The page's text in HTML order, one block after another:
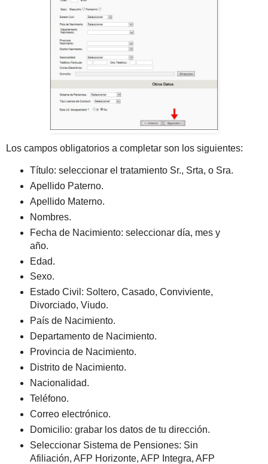
Los campos obligatorios a completar son los siguientes:
Título: seleccionar el tratamiento Sr., Srta, o Sra.
Apellido Paterno.
Apellido Materno.
Nombres.
Fecha de Nacimiento: seleccionar día, mes y
año.
Edad.
Sexo.
Estado Civil: Soltero, Casado, Conviviente,
Divorciado, Viudo.
País de Nacimiento.
Departamento de Nacimiento.
Provincia de Nacimiento.
Distrito de Nacimiento.
Nacionalidad.
Teléfono.
Correo electrónico.
Domicilio: grabar los datos de tu dirección.
Seleccionar Sistema de Pensiones: Sin
Afiliación, AFP Horizonte, AFP Integra, AFP